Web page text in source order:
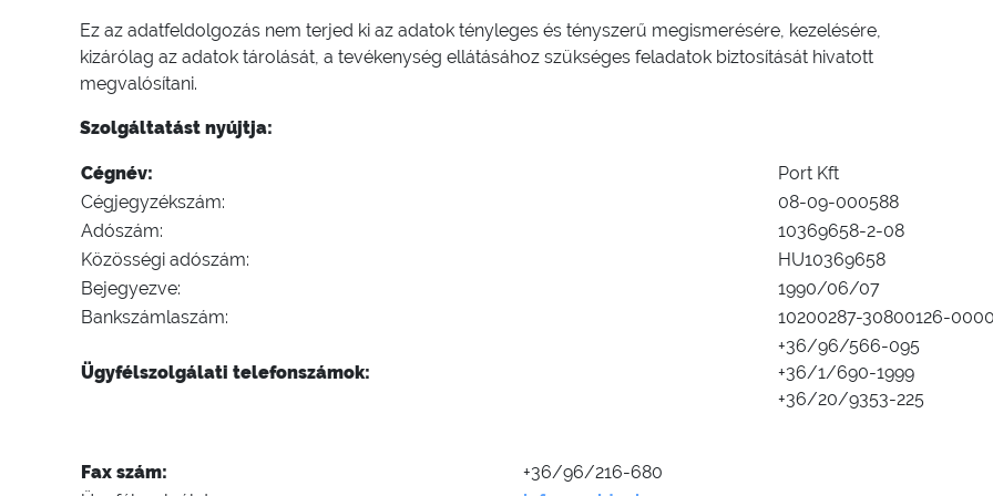
Ez az adatfeldolgozás nem terjed ki az adatok tényleges és tényszerű megismerésére, kezelésére,
kizárólag az adatok tárolását, a tevékenység ellátásához szükséges feladatok biztosítását hivatott
megvalósítani.
Szolgáltatást nyújtja:
Cégnév:
Port Kft
Cégjegyzékszám:
08-09-000588
Adószám:
10369658-2-08
Közösségi adószám:
HU10369658
Bejegyezve:
1990/06/07
Bankszámlaszám:
10200287-30800126-
Ügyfélszolgálati telefonszámok:
+36/96/566-095
+36/1/690-1999
+36/20/9353-225
Fax szám:
+36/96/216-680